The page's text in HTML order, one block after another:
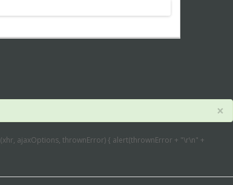
×
ajaxOptions, thrownError) { alert(thrownError + "\r\n" +